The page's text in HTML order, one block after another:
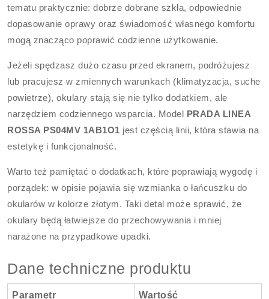
tematu praktycznie: dobrze dobrane szkła, odpowiednie
dopasowanie oprawy oraz świadomość własnego komfortu
mogą znacząco poprawić codzienne użytkowanie.
Jeżeli spędzasz dużo czasu przed ekranem, podróżujesz
lub pracujesz w zmiennych warunkach (klimatyzacja, suche
powietrze), okulary stają się nie tylko dodatkiem, ale
narzędziem codziennego wsparcia. Model PRADA LINEA
ROSSA PS04MV 1AB1O1 jest częścią linii, która stawia na
estetykę i funkcjonalność.
Warto też pamiętać o dodatkach, które poprawiają wygodę i
porządek: w opisie pojawia się wzmianka o łańcuszku do
okularów w kolorze złotym. Taki detal może sprawić, że
okulary będą łatwiejsze do przechowywania i mniej
narażone na przypadkowe upadki.
Dane techniczne produktu
Parametr Wartość